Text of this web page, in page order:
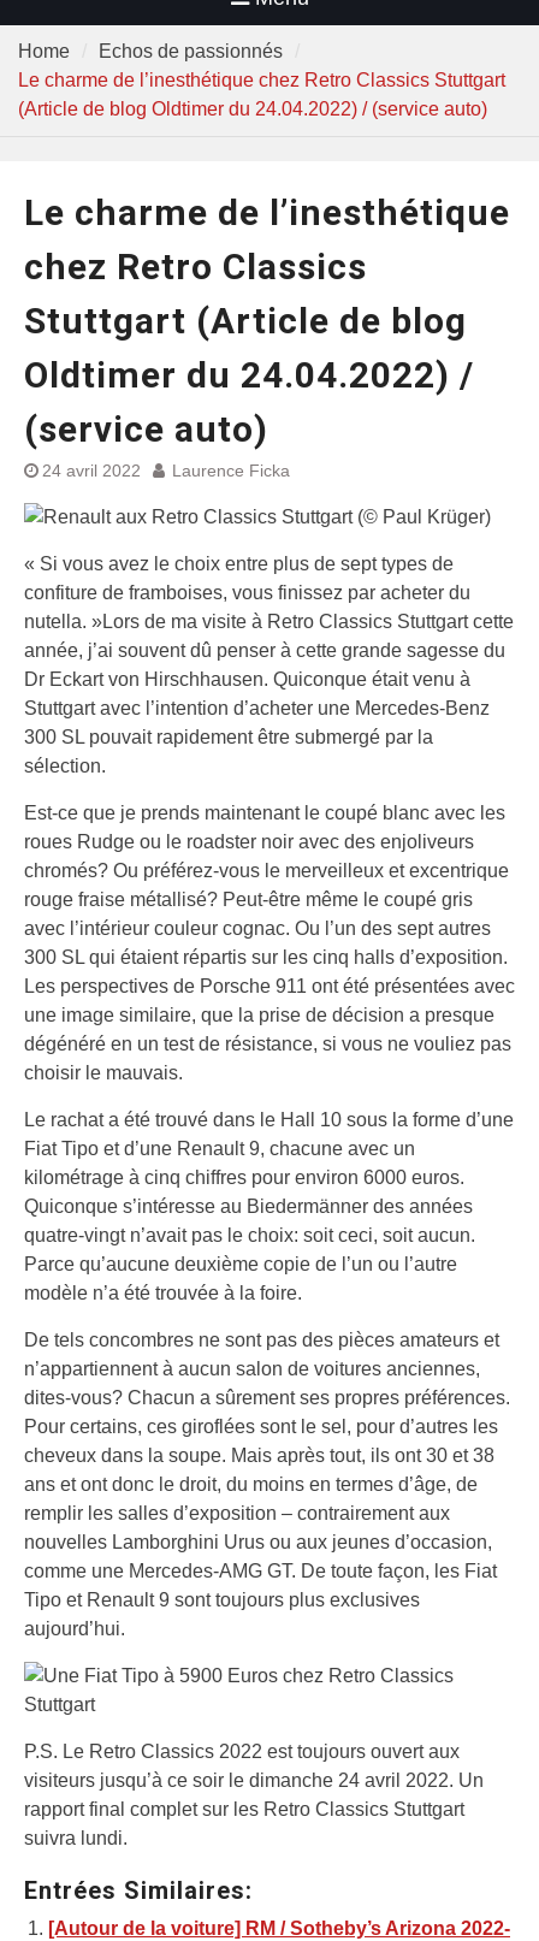
Home
Echos de passionnés
Le charme de l’inesthétique chez Retro Classics Stuttgart
(Article de blog Oldtimer du 24.04.2022) / (service auto)
Le charme de l’inesthétique
chez Retro Classics
Stuttgart (Article de blog
Oldtimer du 24.04.2022) /
(service auto)
24 avril 2022 Laurence Ficka
« Si vous avez le choix entre plus de sept types de
confiture de framboises, vous finissez par acheter du
nutella. »Lors de ma visite à Retro Classics Stuttgart cette
année, j’ai souvent dû penser à cette grande sagesse du
Dr Eckart von Hirschhausen. Quiconque était venu à
Stuttgart avec l’intention d’acheter une Mercedes-Benz
300 SL pouvait rapidement être submergé par la
sélection.
Est-ce que je prends maintenant le coupé blanc avec les
roues Rudge ou le roadster noir avec des enjoliveurs
chromés? Ou préférez-vous le merveilleux et excentrique
rouge fraise métallisé? Peut-être même le coupé gris
avec l’intérieur couleur cognac. Ou l’un des sept autres
300 SL qui étaient répartis sur les cinq halls d’exposition.
Les perspectives de Porsche 911 ont été présentées avec
une image similaire, que la prise de décision a presque
dégénéré en un test de résistance, si vous ne vouliez pas
choisir le mauvais.
Le rachat a été trouvé dans le Hall 10 sous la forme d’une
Fiat Tipo et d’une Renault 9, chacune avec un
kilométrage à cinq chiffres pour environ 6000 euros.
Quiconque s’intéresse au Biedermänner des années
quatre-vingt n’avait pas le choix: soit ceci, soit aucun.
Parce qu’aucune deuxième copie de l’un ou l’autre
modèle n’a été trouvée à la foire.
De tels concombres ne sont pas des pièces amateurs et
n’appartiennent à aucun salon de voitures anciennes,
dites-vous? Chacun a sûrement ses propres préférences.
Pour certains, ces giroflées sont le sel, pour d’autres les
cheveux dans la soupe. Mais après tout, ils ont 30 et 38
ans et ont donc le droit, du moins en termes d’âge, de
remplir les salles d’exposition – contrairement aux
nouvelles Lamborghini Urus ou aux jeunes d’occasion,
comme une Mercedes-AMG GT. De toute façon, les Fiat
Tipo et Renault 9 sont toujours plus exclusives
aujourd’hui.
P.S. Le Retro Classics 2022 est toujours ouvert aux
visiteurs jusqu’à ce soir le dimanche 24 avril 2022. Un
rapport final complet sur les Retro Classics Stuttgart
suivra lundi.
Entrées Similaires:
[Autour de la voiture] RM / Sotheby’s Arizona 2022-